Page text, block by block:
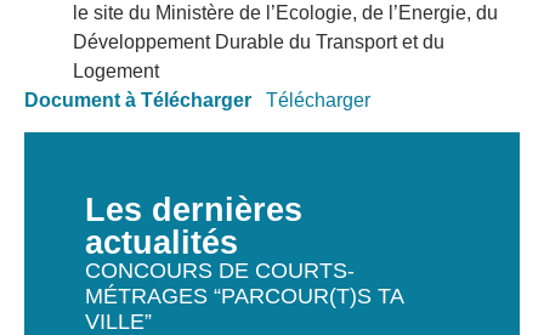
le site du Ministère de l’Ecologie, de l’Energie, du
Développement Durable du Transport et du
Logement
Document à Télécharger
Télécharger
Les dernières
actualités
CONCOURS DE COURTS-
MÉTRAGES “PARCOUR(T)S TA
VILLE”